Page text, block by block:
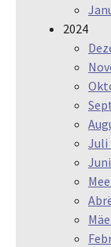
2024
Juli